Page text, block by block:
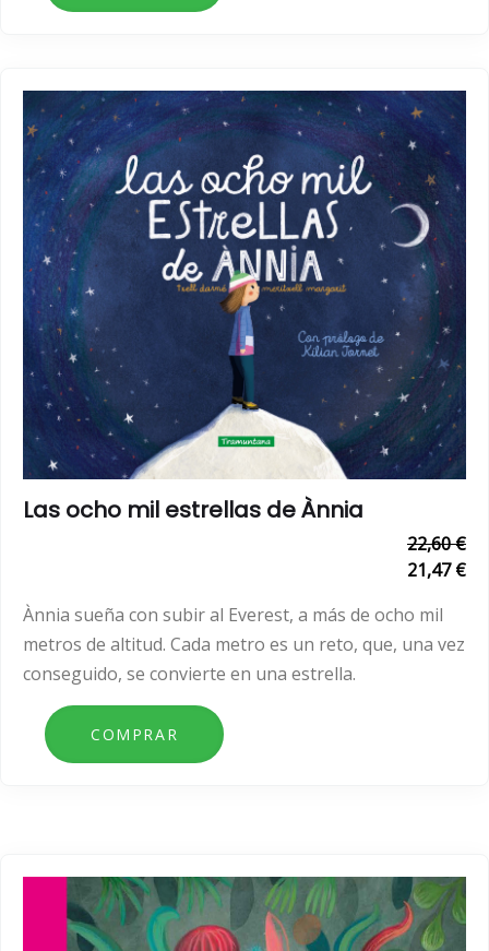
Las ocho mil estrellas de Ànnia
22,60 €
21,47 €
Ànnia sueña con subir al Everest, a más de ocho mil
metros de altitud. Cada metro es un reto, que, una vez
conseguido, se convierte en una estrella.